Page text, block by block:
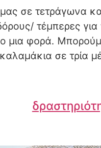
σε τετράγωνα
τέμπερες
μια φορά.
σε τρία